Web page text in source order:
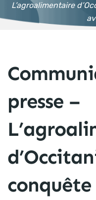
L’agroalimentaire
presse –
conquête